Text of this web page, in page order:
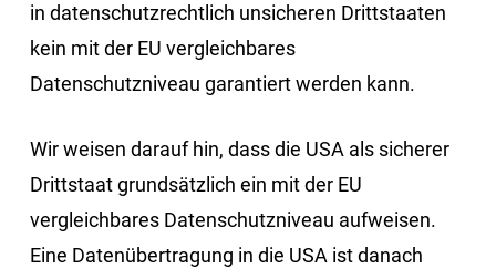
in datenschutzrechtlich unsicheren Drittstaaten
kein mit der EU vergleichbares
Datenschutzniveau garantiert werden kann.
Wir weisen darauf hin, dass die USA als sicherer
Drittstaat grundsätzlich ein mit der EU
vergleichbares Datenschutzniveau aufweisen.
Eine Datenübertragung in die USA ist danach